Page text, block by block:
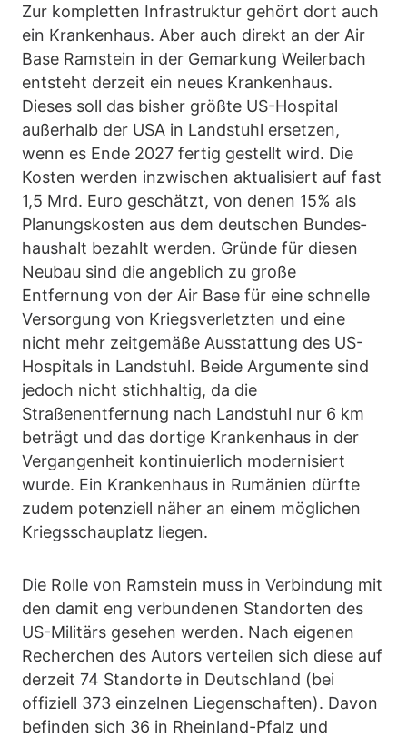
Zur kompletten Infrastruktur gehört dort auch
ein Krankenhaus. Aber auch direkt an der Air
Base Ramstein in der Gemarkung Weilerbach
entsteht derzeit ein neues Krankenhaus.
Dieses soll das bisher größte US-Hospital
außerhalb der USA in Landstuhl ersetzen,
wenn es Ende 2027 fertig gestellt wird. Die
Kosten werden inzwischen aktualisiert auf fast
1,5 Mrd. Euro geschätzt, von denen 15% als
Planungskosten aus dem deutschen Bundes­
haushalt bezahlt werden. Gründe für diesen
Neubau sind die angeblich zu große
Entfernung von der Air Base für eine schnelle
Versorgung von Kriegsverletzten und eine
nicht mehr zeitgemäße Ausstattung des US-
Hospitals in Landstuhl. Beide Argumente sind
jedoch nicht stichhaltig, da die
Straßenentfernung nach Landstuhl nur 6 km
beträgt und das dortige Krankenhaus in der
Vergangenheit kontinuierlich modernisiert
wurde. Ein Krankenhaus in Rumänien dürfte
zudem potenziell näher an einem möglichen
Kriegsschauplatz liegen.
Die Rolle von Ramstein muss in Verbindung mit
den damit eng verbundenen Standorten des
US-Militärs gesehen werden. Nach eigenen
Recherchen des Autors verteilen sich diese auf
derzeit 74 Standorte in Deutschland (bei
offiziell 373 einzelnen Liegenschaften). Davon
befinden sich 36 in Rheinland-Pfalz und